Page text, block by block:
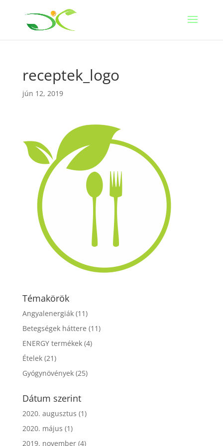
receptek_logo
jún 12, 2019
Témakörök
Angyalenergiák(11)
Betegségek háttere (11)
ENERGY termékek(4)
Ételek(21)
Gyógynövények(25)
Dátum szerint
2020. augusztus (1)
2020. május (1)
2019. november(4)